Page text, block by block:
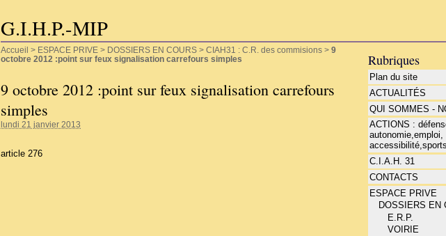
G.I.H.P.-MIP
Accueil > ESPACE PRIVE > DOSSIERS EN COURS > CIAH31 : C.R. des commisions > 9
octobre 2012 :point sur feux signalisation carrefours simples
9 octobre 2012 :point sur feux signalisation carrefours
simples
lundi 21 janvier 2013
article 276
Rubriques
Plan du site
ACTUALITÉS
QUI SOMMES -
ACTIONS :
autonomie,emploi,
C.I.A.H. 31
CONTACTS
ESPACE PRIVE
DOSSIERS EN
E.R.P.
VOIRIE